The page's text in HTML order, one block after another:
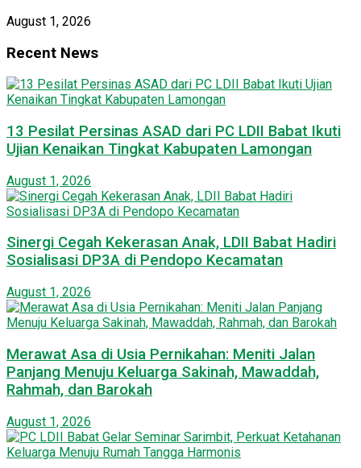
August 1, 2026
Recent News
13 Pesilat Persinas ASAD dari PC LDII Babat Ikuti
Ujian Kenaikan Tingkat Kabupaten Lamongan
August 1, 2026
Sinergi Cegah Kekerasan Anak, LDII Babat Hadiri
Sosialisasi DP3A di Pendopo Kecamatan
August 1, 2026
Merawat Asa di Usia Pernikahan: Meniti Jalan
Panjang Menuju Keluarga Sakinah, Mawaddah,
Rahmah, dan Barokah
August 1, 2026